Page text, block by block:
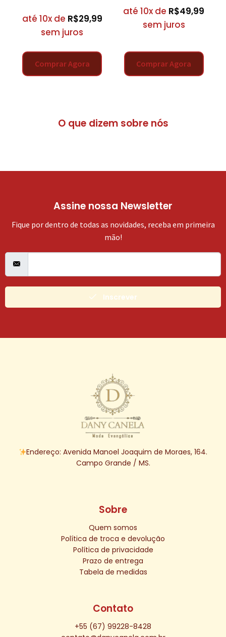
até 10x de R$29,99
sem juros
Comprar Agora
até 10x de R$49,99
sem juros
Comprar Agora
O que dizem sobre nós
Assine nossa Newsletter
Fique por dentro de todas as novidades, receba em primeira
mão!
Inscrever
Endereço: Avenida Manoel Joaquim de Moraes, 164.
Campo Grande / MS.
Sobre
Quem somos
Política de troca e devolução
Política de privacidade
Prazo de entrega
Tabela de medidas
Contato
+55 (67) 99228-8428